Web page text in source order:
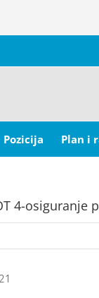
Pozicija Plan i
4-osiguranje